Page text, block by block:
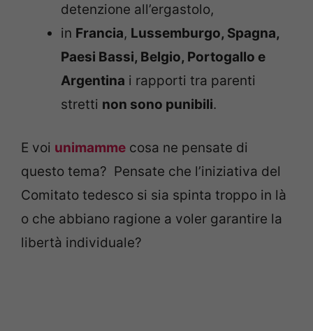
detenzione all’ergastolo,
in Francia, Lussemburgo, Spagna,
Paesi Bassi, Belgio, Portogallo e
Argentina i rapporti tra parenti
stretti non sono punibili.
E voi unimamme cosa ne pensate di
questo tema? Pensate che l’iniziativa del
Comitato tedesco si sia spinta troppo in là
o che abbiano ragione a voler garantire la
libertà individuale?